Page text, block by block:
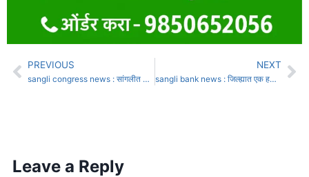
PREVIOUS
sangli congress news : सांगलीत काँग्रेसचा हात निराधार
NEXT
sangli bank news : जिल्ह्यात एक हजार कोटी शेती कर्ज थकित
Leave a Reply